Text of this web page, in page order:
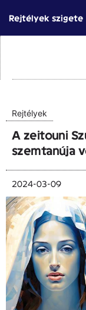
tartalomba
Rejtélyek szigete
Rejtélyek
A zeitouni
szemtanúja
2024-03-09